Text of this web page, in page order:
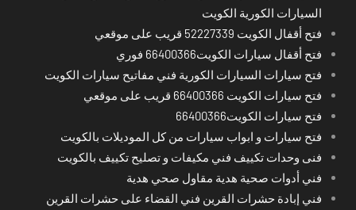
السيارات الكورية الكويت
فتح أقفال الكويت 52227339 قريب على موقعي
فتح أقفال سيارات الكويت66400366 فوري
فتح سيارات السيارات الكورية فني مفاتيح سيارات الكويت
فتح سيارات الكويت 66400366 قريب على موقعي
فتح سيارات الكويت66400366
فتح سيارات و ابواب سيارات من كل الموديلات بالكويت
فنى وحدات تكييف فني مكيفات و تصليح تكييف بالكويت
فني أدوات صحية هدية مقاول صحي هدية
فني إبادة حشرات القرين فني القضاء على حشرات القرين